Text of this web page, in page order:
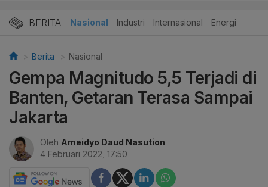
BERITA Nasional Industri Internasional Energi
Berita Nasional
Gempa Magnitudo 5,5 Terjadi di
Banten, Getaran Terasa Sampai
Jakarta
Oleh Ameidyo Daud Nasution
4 Februari 2022, 17:50